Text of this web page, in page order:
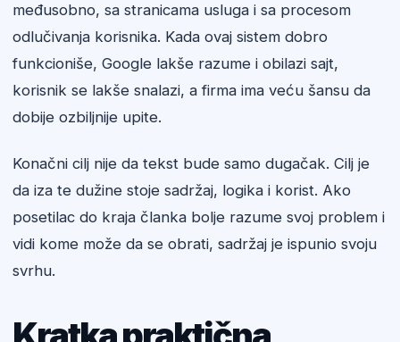
međusobno, sa stranicama usluga i sa procesom
odlučivanja korisnika. Kada ovaj sistem dobro
funkcioniše, Google lakše razume i obilazi sajt,
korisnik se lakše snalazi, a firma ima veću šansu da
dobije ozbiljnije upite.
Konačni cilj nije da tekst bude samo dugačak. Cilj je
da iza te dužine stoje sadržaj, logika i korist. Ako
posetilac do kraja članka bolje razume svoj problem i
vidi kome može da se obrati, sadržaj je ispunio svoju
svrhu.